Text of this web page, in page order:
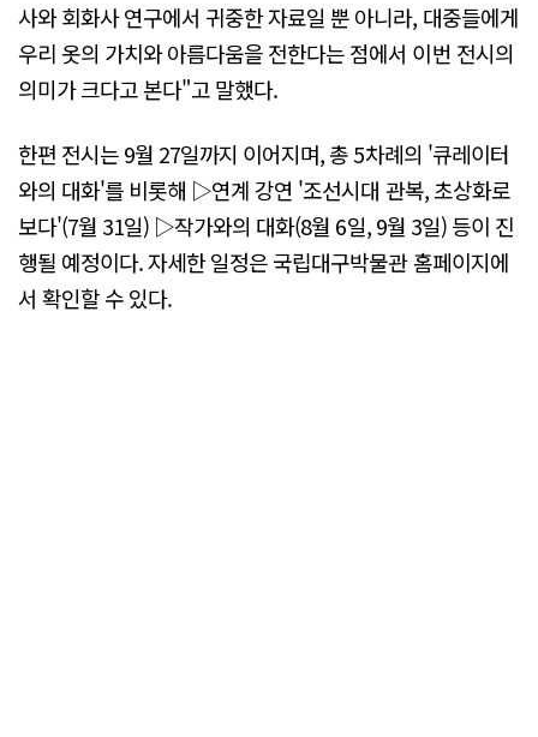
사와 회화사 연구에서 귀중한 자료일 뿐 아니라, 대중들에게
우리 옷의 가치와 아름다움을 전한다는 점에서 이번 전시의
의미가 크다고 본다"고 말했다.
한편 전시는 9월 27일까지 이어지며, 총 5차례의 '큐레이터
와의 대화'를 비롯해 ▷연계 강연 '조선시대 관복, 초상화로
보다'(7월 31일) ▷작가와의 대화(8월 6일, 9월 3일) 등이 진
행될 예정이다. 자세한 일정은 국립대구박물관 홈페이지에
서 확인할 수 있다.